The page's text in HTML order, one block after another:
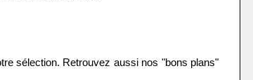
sélection. Retrouvez aussi nos "bons plans"